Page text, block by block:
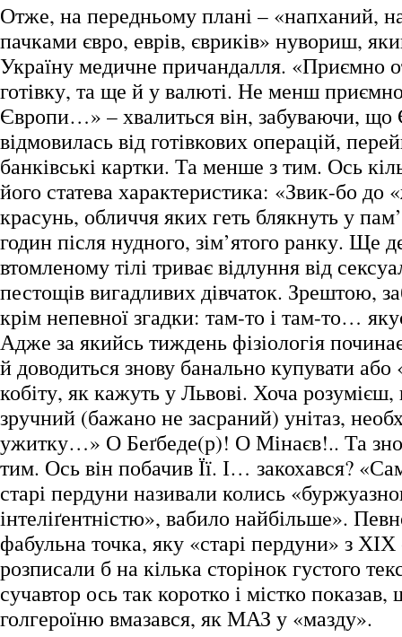
Отже, на передньому плані – «напханий,
пачками євро, еврів, євриків» нувориш,
Україну медичне причандалля. «Приємно
готівку, та ще й у валюті. Не менш
Європи…» – хвалиться він, забуваючи, що
відмовилась від готівкових операцій,
банківські картки. Та менше з тим. Ось
його статева характеристика: «Звик-бо до
красунь, обличчя яких геть блякнуть у
годин після нудного, зім’ятого ранку. Ще
втомленому тілі триває відлуння від
пестощів вигадливих дівчаток. Зрештою,
крім непевної згадки: там-то і там-то…
Адже за якийсь тиждень фізіологія
й доводиться знову банально купувати або
кобіту, як кажуть у Львові. Хоча
зручний (бажано не засраний) унітаз,
ужитку…» О Беґбеде(р)! О Мінаєв!.. Та
тим. Ось він побачив Її. І… закохався?
старі пердуни називали колись
інтеліґентністю», вабило найбільше».
фабульна точка, яку «старі пердуни» з ХІХ
розписали б на кілька сторінок густого
сучавтор ось так коротко і містко
голгероїню вмазався, як МАЗ у «мазду».